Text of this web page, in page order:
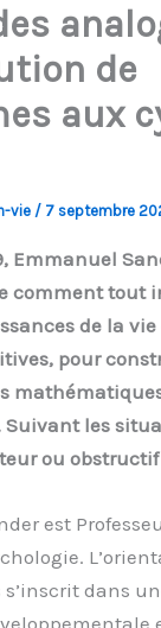
de
aux
vie / 7 septembre
Emmanuel
comment tout
de la
pour
les
ou
est
s’inscrit dans